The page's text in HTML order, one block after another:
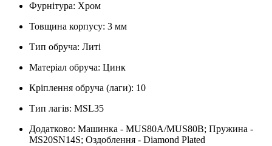
Фурнітура: Хром
Товщина корпусу: 3 мм
Тип обруча: Литі
Матеріал обруча: Цинк
Кріплення обруча (лаги): 10
Тип лагів: MSL35
Додатково: Машинка - MUS80A/MUS80B; Пружина -
MS20SN14S; Оздоблення - Diamond Plated